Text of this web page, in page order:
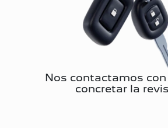
Nos contactamos
concretar la